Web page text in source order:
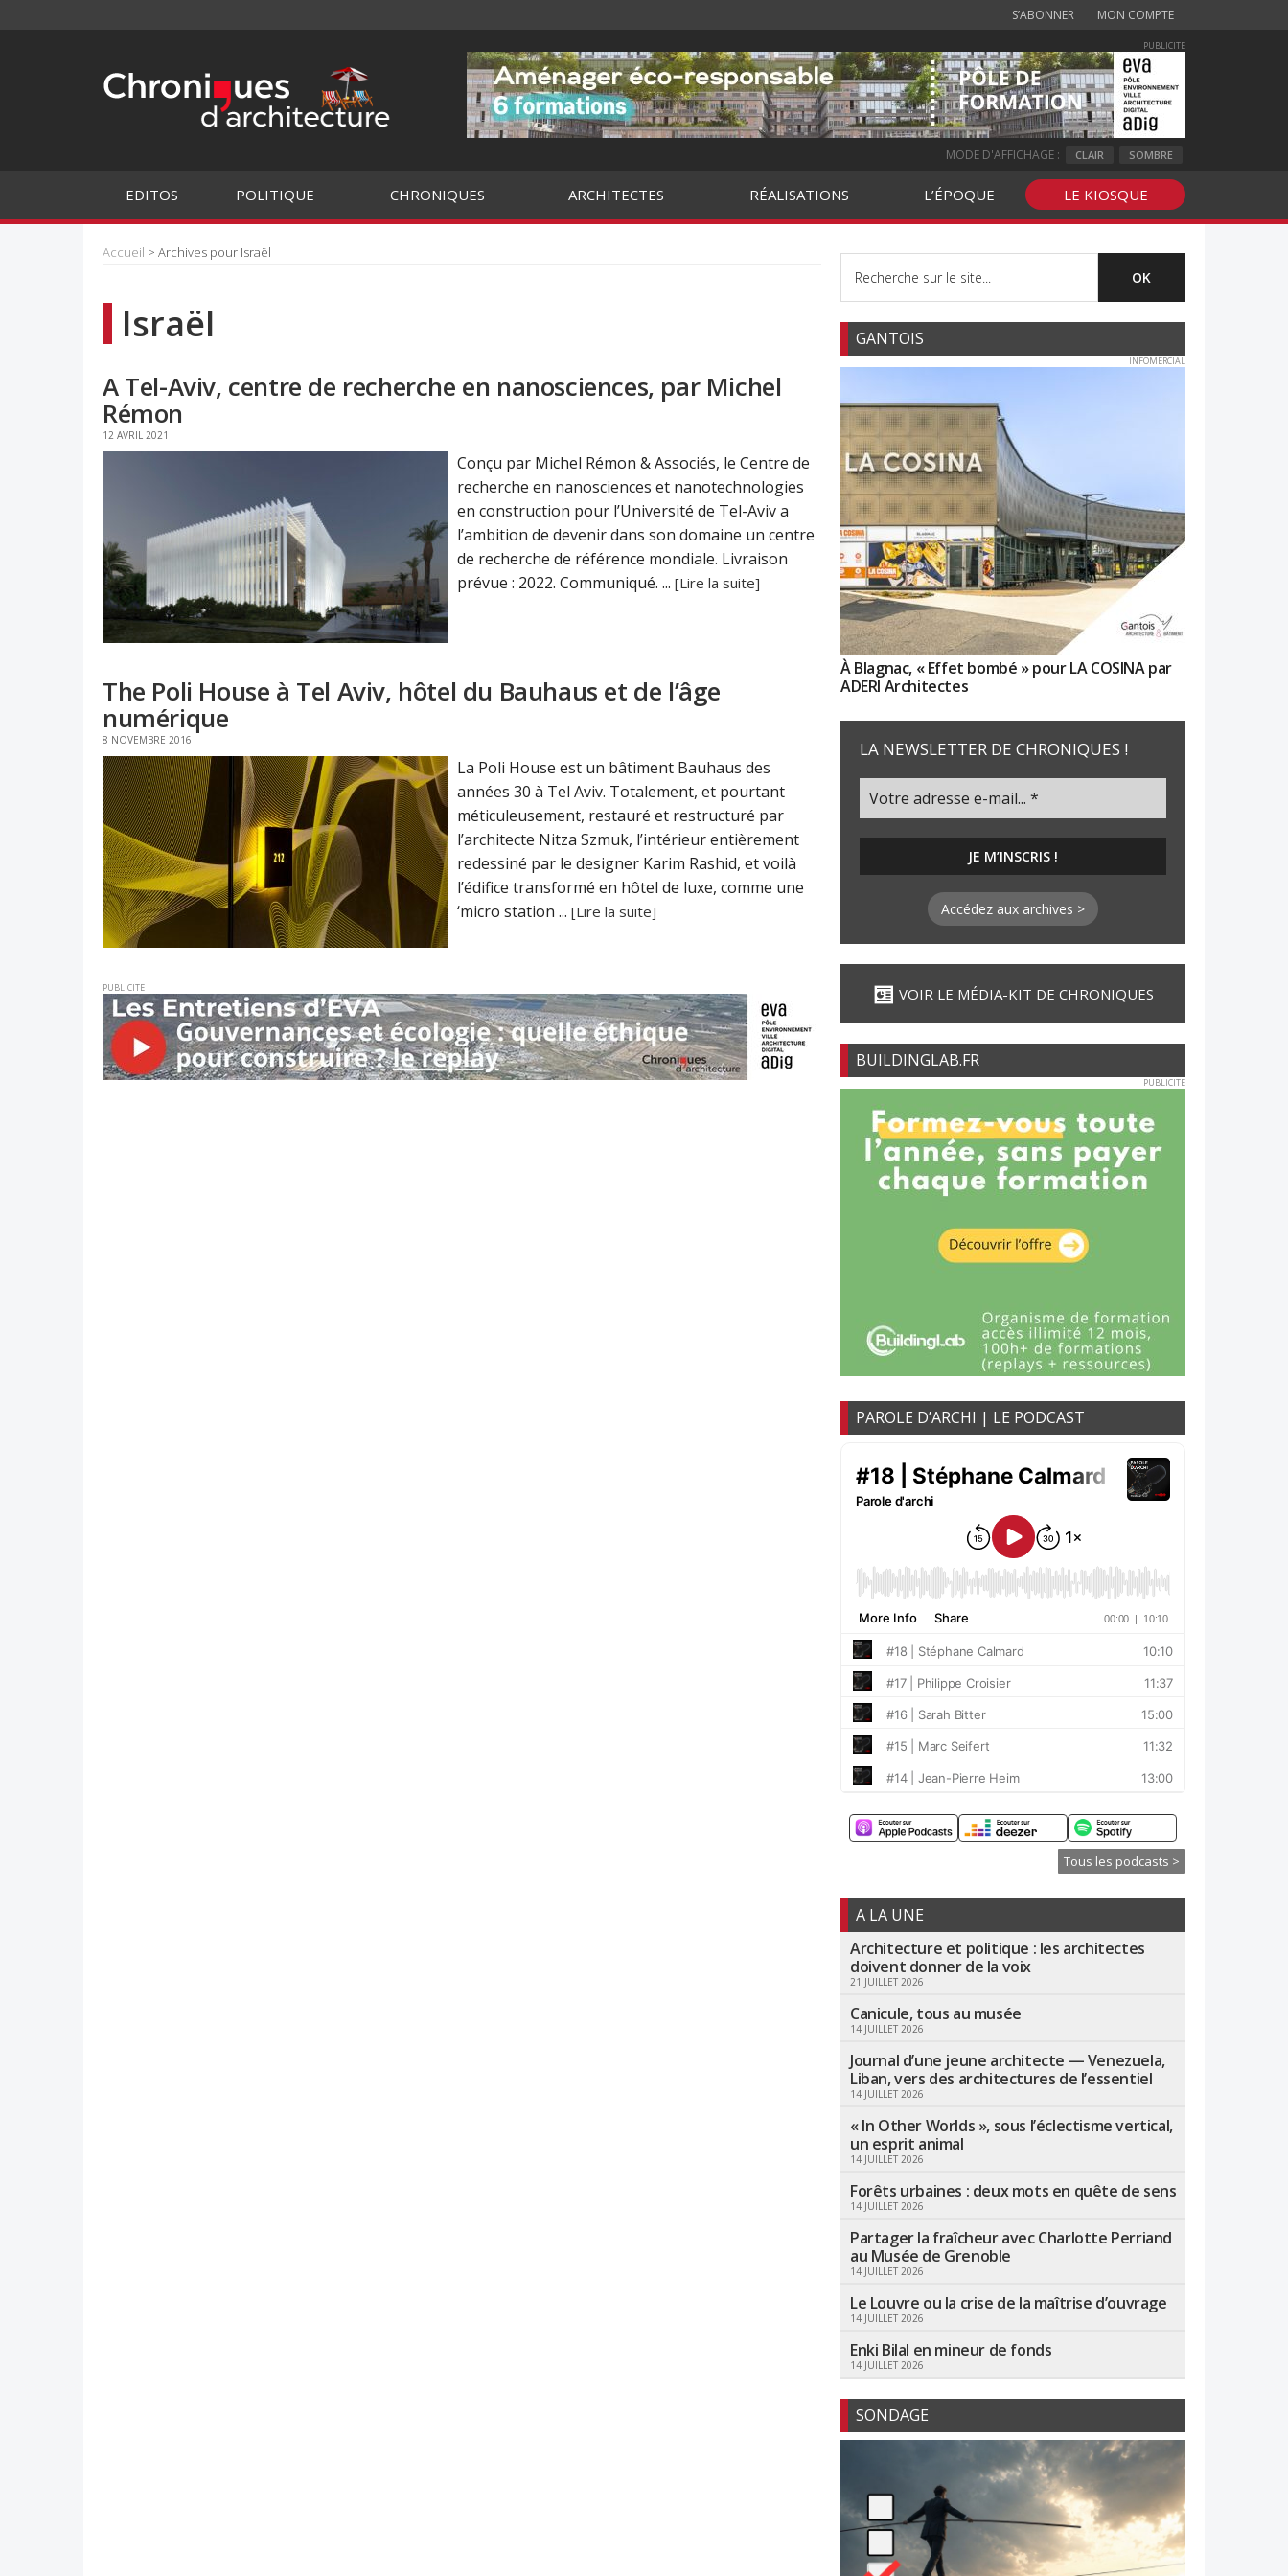
S’ABONNER MON COMPTE
PUBLICITE
MODE D'AFFICHAGE : CLAIR SOMBRE
EDITOS POLITIQUE CHRONIQUES ARCHITECTES RÉALISATIONS L’ÉPOQUE LE KIOSQUE
Accueil > Archives pour Israël
Israël
A Tel-Aviv, centre de recherche en nanosciences, par Michel
Rémon
12 AVRIL 2021
Conçu par Michel Rémon & Associés, le Centre de
recherche en nanosciences et nanotechnologies
en construction pour l’Université de Tel-Aviv a
l’ambition de devenir dans son domaine un centre
de recherche de référence mondiale. Livraison
prévue : 2022. Communiqué. ... [Lire la suite]
The Poli House à Tel Aviv, hôtel du Bauhaus et de l’âge
numérique
8 NOVEMBRE 2016
La Poli House est un bâtiment Bauhaus des
années 30 à Tel Aviv. Totalement, et pourtant
méticuleusement, restauré et restructuré par
l’architecte Nitza Szmuk, l’intérieur entièrement
redessiné par le designer Karim Rashid, et voilà
l’édifice transformé en hôtel de luxe, comme une
‘micro station ... [Lire la suite]
PUBLICITE
GANTOIS
INFOMERCIAL
À Blagnac, « Effet bombé » pour LA COSINA par
ADERI Architectes
LA NEWSLETTER DE CHRONIQUES !
Accédez aux archives >
VOIR LE MÉDIA-KIT DE CHRONIQUES
BUILDINGLAB.FR
PUBLICITE
PAROLE D’ARCHI | LE PODCAST
Tous les podcasts >
A LA UNE
Architecture et politique : les architectes
doivent donner de la voix
21 JUILLET 2026
Canicule, tous au musée
14 JUILLET 2026
Journal d’une jeune architecte — Venezuela,
Liban, vers des architectures de l’essentiel
14 JUILLET 2026
« In Other Worlds », sous l’éclectisme vertical,
un esprit animal
14 JUILLET 2026
Forêts urbaines : deux mots en quête de sens
14 JUILLET 2026
Partager la fraîcheur avec Charlotte Perriand
au Musée de Grenoble
14 JUILLET 2026
Le Louvre ou la crise de la maîtrise d’ouvrage
14 JUILLET 2026
Enki Bilal en mineur de fonds
14 JUILLET 2026
SONDAGE